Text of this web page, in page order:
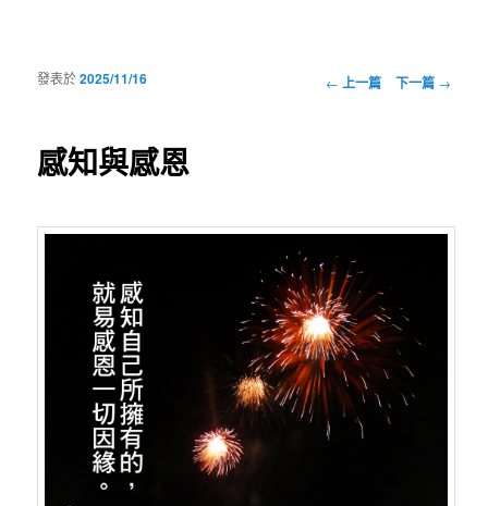
瀏覽文章
← 上一篇 下一篇 →
感知與感恩
發表於2025/11/16